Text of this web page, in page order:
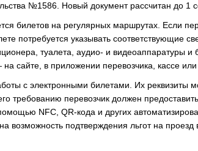
№1586. Новый документ рассчитан до 1
билетов на регулярных маршрутах. Если
потребуется указывать соответствующие
туалета, аудио- и видеоаппаратуры
сайте, в приложении перевозчика, кассе
с электронными билетами. Их реквизиты
требованию перевозчик должен
NFC, QR-кода и других
возможность подтверждения льгот на